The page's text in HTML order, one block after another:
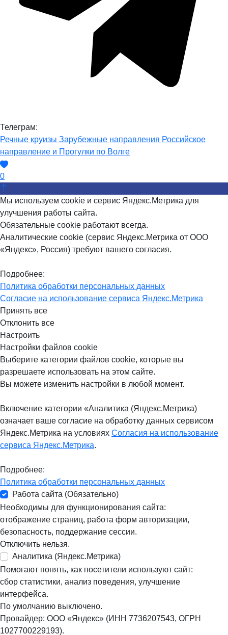
Телеграм:
Речные круизы Зарубежные направления Российское
направление и Прогулки по Волге
0
Мы используем cookie и сервис Яндекс.Метрика для
улучшения работы сайта.
Обязательные cookie работают всегда.
Аналитические cookie (сервис Яндекс.Метрика от ООО
«Яндекс», Россия) требуют вашего согласия.
Подробнее:
Политика обработки персональных данных
Согласие на использование сервиса Яндекс.Метрика
Принять все
Отклонить все
Настроить
Настройки файлов cookie
Выберите категории файлов cookie, которые вы
разрешаете использовать на этом сайте.
Вы можете изменить настройки в любой момент.
Включение категории «Аналитика (Яндекс.Метрика)
означает ваше согласие на обработку данных сервисом
Яндекс.Метрика на условиях Согласия на использование
сервиса Яндекс.Метрика.
Подробнее:
Политика обработки персональных данных
Работа сайта (Обязательно)
Необходимы для функционирования сайта:
отображение страниц, работа форм авторизации,
безопасность, поддержание сессии.
Отключить нельзя.
Аналитика (Яндекс.Метрика)
Помогают понять, как посетители используют сайт:
сбор статистики, анализ поведения, улучшение
интерфейса.
По умолчанию выключено.
Провайдер: ООО «Яндекс» (ИНН 7736207543, ОГРН
1027700229193).